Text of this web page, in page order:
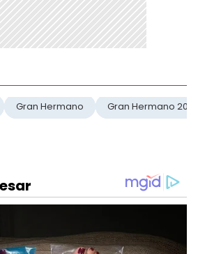
Gran Hermano Gran Hermano